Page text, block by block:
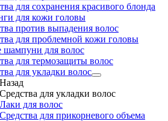
для сохранения красивого блонда
для кожи головы
против выпадения волос
для проблемной кожи головы
шампуни для волос
для термозащиты волос
для укладки волос
Назад
Средства для укладки волос
Лаки для волос
Средства для прикорневого объема